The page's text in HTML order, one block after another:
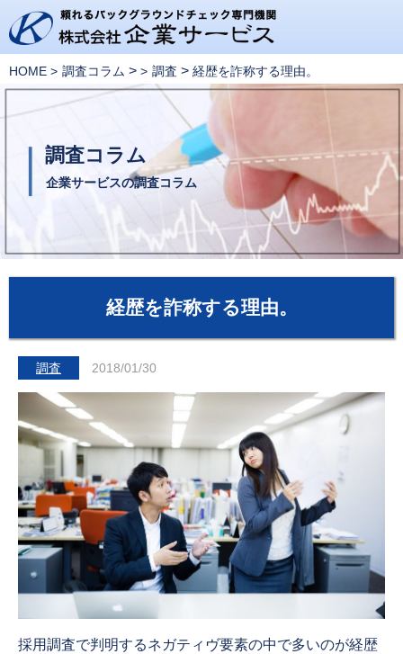
HOME 調査コラム > 調査 > 経歴を詐称する理由。
調査コラム
企業サービスの調査コラム
経歴を詐称する理由。
調査 2018/01/30
採用調査で判明するネガティヴ要素の中で多いのが経歴